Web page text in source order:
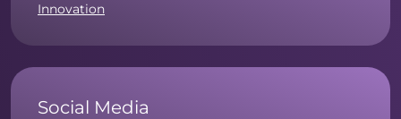
Innovation
Social Media